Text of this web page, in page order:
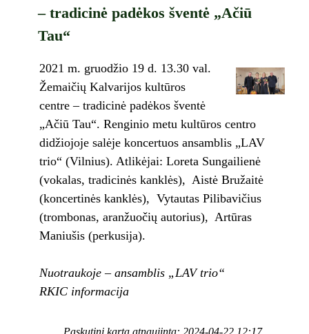
– tradicinė padėkos šventė „Ačiū
Tau“
2021 m. gruodžio 19 d. 13.30 val.
Žemaičių Kalvarijos kultūros
centre – tradicinė padėkos šventė
„Ačiū Tau“. Renginio metu kultūros centro
didžiojoje salėje koncertuos ansamblis „LAV
trio“ (Vilnius). Atlikėjai: Loreta Sungailienė
(vokalas, tradicinės kanklės), Aistė Bružaitė
(koncertinės kanklės), Vytautas Pilibavičius
(trombonas, aranžuočių autorius), Artūras
Maniušis (perkusija).
Nuotraukoje – ansamblis „LAV trio“
RKIC informacija